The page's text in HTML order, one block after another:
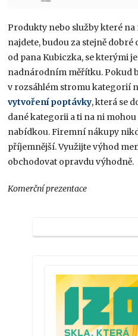
Produkty nebo služby které
najdete, budou za stejně
od pana Kubiczka, se kterými
nadnárodním měřítku. Pokud
v rozsáhlém stromu kategorií
vytvoření poptávky, která se
dané kategorii a ti na ni
nabídkou. Firemní nákupy
příjemnější. Využijte výhod
obchodovat opravdu výhodně.
Komerční prezentace